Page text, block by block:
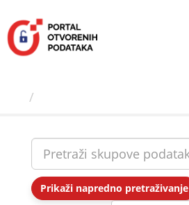
sadržaj
Prikaži napredno pretraživanje